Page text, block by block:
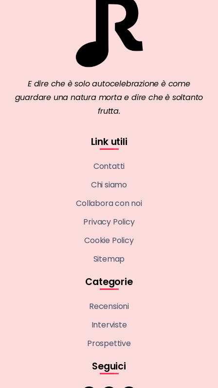
E dire che è solo autocelebrazione è come
guardare una natura morta e dire che è soltanto
frutta.
Link utili
Contatti
Chi siamo
Collabora con noi
Privacy Policy
Cookie Policy
Sitemap
Categorie
Recensioni
Interviste
Prospettive
Seguici